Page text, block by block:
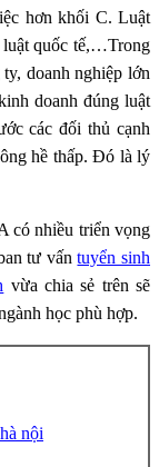
hơn khối C. Luật
luật quốc tế,…Trong
doanh nghiệp lớn
doanh đúng luật
các đối thủ cạnh
hề thấp. Đó là lý
có nhiều triển vọng
tư vấntuyển sinh
vừa chia sẻ trên sẽ
học phù hợp.
nội